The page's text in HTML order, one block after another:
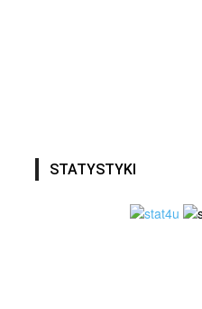
STATYSTYKI